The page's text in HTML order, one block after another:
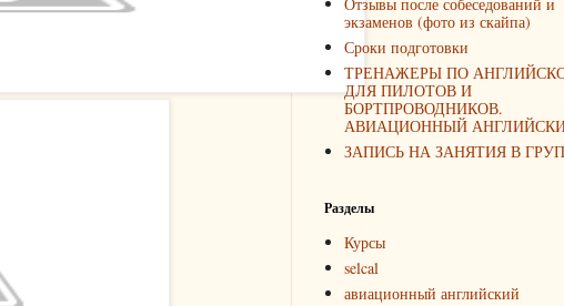
экзаменов (фото из скайпа)
Сроки подготовки
ТРЕНАЖЕРЫ ПО
ДЛЯ ПИЛОТОВ И
БОРТПРОВОДНИКОВ.
АВИАЦИОННЫЙ
ЗАПИСЬ НА ЗАНЯТИЯ В
Разделы
Курсы
selcal
авиационный английский